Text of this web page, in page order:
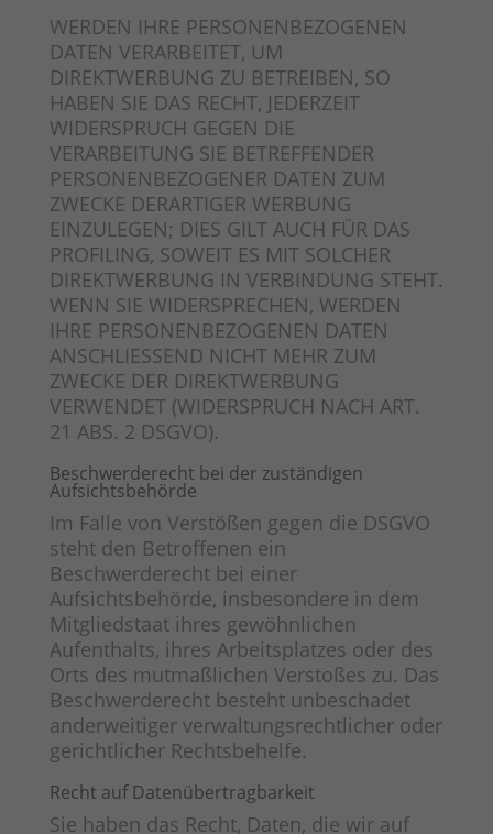
WERDEN IHRE PERSONENBEZOGENEN
DATEN VERARBEITET, UM
DIREKTWERBUNG ZU BETREIBEN, SO
HABEN SIE DAS RECHT, JEDERZEIT
WIDERSPRUCH GEGEN DIE
VERARBEITUNG SIE BETREFFENDER
PERSONENBEZOGENER DATEN ZUM
ZWECKE DERARTIGER WERBUNG
EINZULEGEN; DIES GILT AUCH FÜR DAS
PROFILING, SOWEIT ES MIT SOLCHER
DIREKTWERBUNG IN VERBINDUNG STEHT.
WENN SIE WIDERSPRECHEN, WERDEN
IHRE PERSONENBEZOGENEN DATEN
ANSCHLIESSEND NICHT MEHR ZUM
ZWECKE DER DIREKTWERBUNG
VERWENDET (WIDERSPRUCH NACH ART.
21 ABS. 2 DSGVO).
Beschwerde­recht bei der zuständigen
Aufsichts­behörde
Im Falle von Verstößen gegen die DSGVO
steht den Betroffenen ein
Beschwerderecht bei einer
Aufsichtsbehörde, insbesondere in dem
Mitgliedstaat ihres gewöhnlichen
Aufenthalts, ihres Arbeitsplatzes oder des
Orts des mutmaßlichen Verstoßes zu. Das
Beschwerderecht besteht unbeschadet
anderweitiger verwaltungsrechtlicher oder
gerichtlicher Rechtsbehelfe.
Recht auf Daten­übertrag­barkeit
Sie haben das Recht, Daten, die wir auf